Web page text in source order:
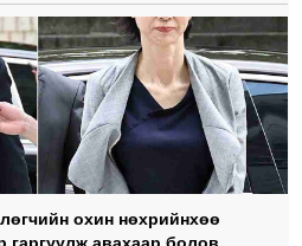
охин нөхрийнхөө